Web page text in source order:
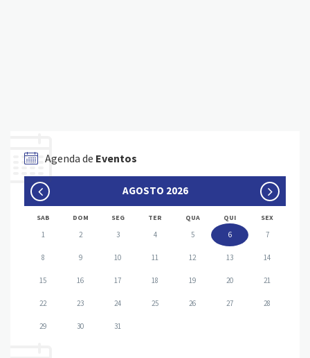
Agenda de Eventos
AGOSTO 2026
SAB DOM SEG TER QUA QUI SEX
1 2 3 4 5 6 7
8 9 10 11 12 13 14
15 16 17 18 19 20 21
22 23 24 25 26 27 28
29 30 31